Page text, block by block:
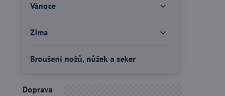
Vánoce
Zima
Broušení nožů, nůžek a seker
Doprava